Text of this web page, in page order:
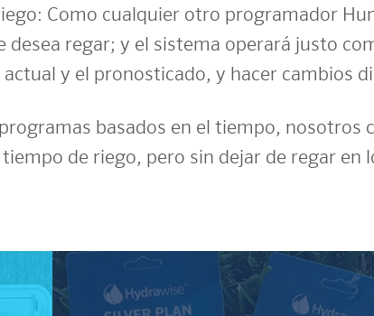
Como cualquier otro programador
desea regar; y el sistema operará justo
y el pronosticado, y hacer cambios
basados en el tiempo, nosotros
de riego, pero sin dejar de regar en